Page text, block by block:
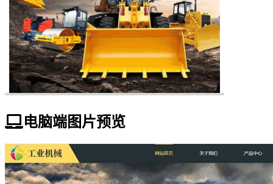
电脑端图片预览